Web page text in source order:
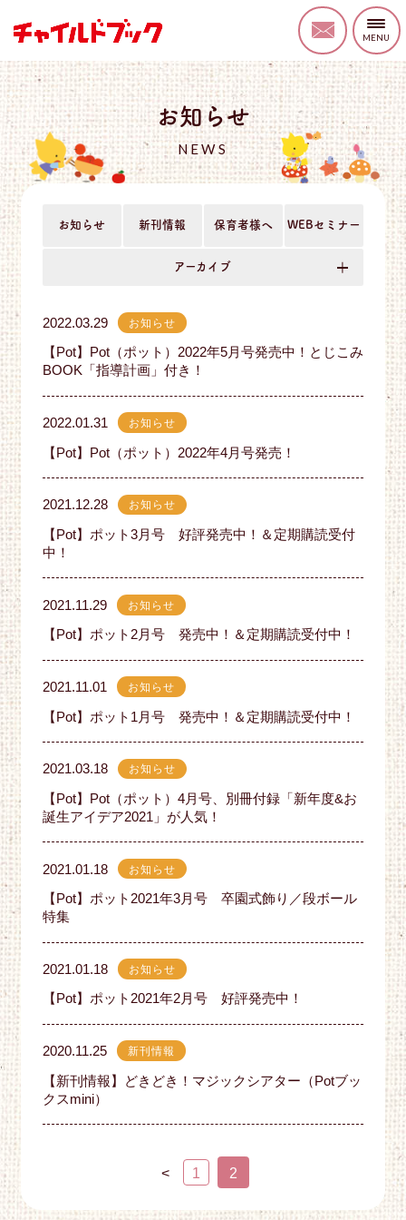
お知らせ
NEWS
お知らせ 新刊情報 保育者様へ WEBセミナー
アーカイブ
2022.03.29 お知らせ
【Pot】Pot（ポット）2022年5月号発売中！とじこみ
BOOK「指導計画」付き！
2022.01.31 お知らせ
【Pot】Pot（ポット）2022年4月号発売！
2021.12.28 お知らせ
【Pot】ポット3月号 好評発売中！＆定期購読受付
中！
2021.11.29 お知らせ
【Pot】ポット2月号 発売中！＆定期購読受付中！
2021.11.01 お知らせ
【Pot】ポット1月号 発売中！＆定期購読受付中！
2021.03.18 お知らせ
【Pot】Pot（ポット）4月号、別冊付録「新年度&お
誕生アイデア2021」が人気！
2021.01.18 お知らせ
【Pot】ポット2021年3月号 卒園式飾り／段ボール
特集
2021.01.18 お知らせ
【Pot】ポット2021年2月号 好評発売中！
2020.11.25 新刊情報
【新刊情報】どきどき！マジックシアター（Potブッ
クスmini）
< 1 2